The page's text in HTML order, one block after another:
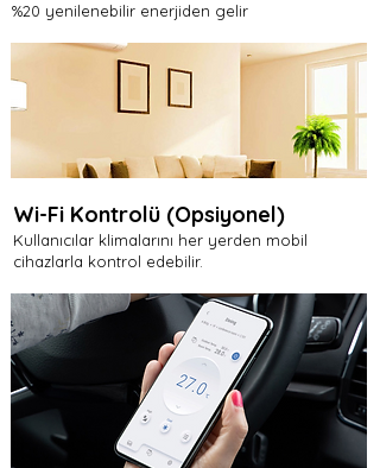
%20 yenilenebilir enerjiden gelir
Wi-Fi Kontrolü (Opsiyonel)
Kullanıcılar klimalarını her yerden mobil
cihazlarla kontrol edebilir.